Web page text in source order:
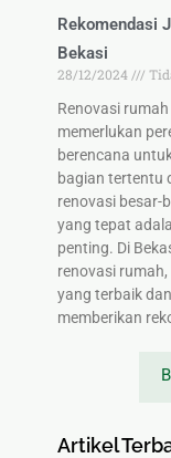
Rekomendasi
Bekasi
28/12/2024
Renovasi
memerlukan
berencana
bagian tertentu
renovasi besar-
yang tepat
penting. Di
renovasi
yang terbaik
memberikan
Artikel